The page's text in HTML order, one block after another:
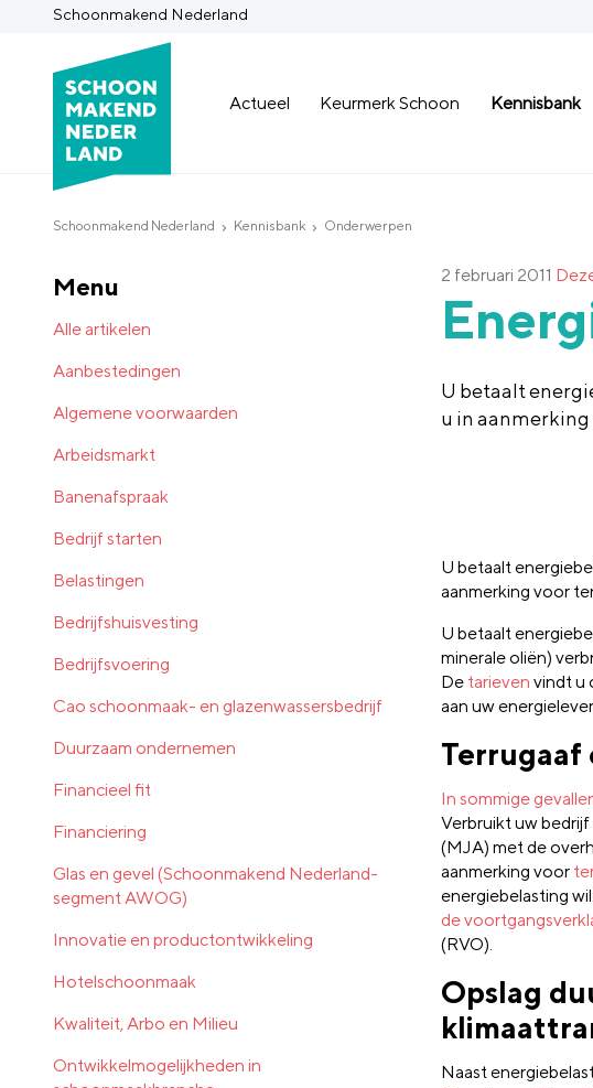
Schoonmakend Nederland
Actueel Keurmerk Schoon Kennisbank
Schoonmakend Nederland Kennisbank Onderwerpen
2 februari 2011
U betaalt
u in aanmerking
U betaalt
aanmerking voor
U betaalt
minerale oliën)
De tarieven vindt u
aan uw
Terrugaaf
In sommige
Verbruikt uw
(MJA) met de
aanmerking voor
energiebelasting
de
(RVO).
Opslag
Naast
Menu
Alle artikelen
Aanbestedingen
Algemene voorwaarden
Arbeidsmarkt
Banenafspraak
Bedrijf starten
Belastingen
Bedrijfshuisvesting
Bedrijfsvoering
Cao schoonmaak- en glazenwassersbedrijf
Duurzaam ondernemen
Financieel fit
Financiering
Glas en gevel (Schoonmakend Nederland-
segment AWOG)
Innovatie en productontwikkeling
Hotelschoonmaak
Kwaliteit, Arbo en Milieu
Ontwikkelmogelijkheden in